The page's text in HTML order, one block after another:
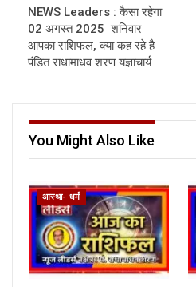
NEWS Leaders : कैसा रहेगा
02 अगस्त 2025 शनिवार
आपका राशिफल, क्या कह रहे है
पंडित राधामाधव शरण यज्ञाचार्य
You Might Also Like
आस्था- धर्म